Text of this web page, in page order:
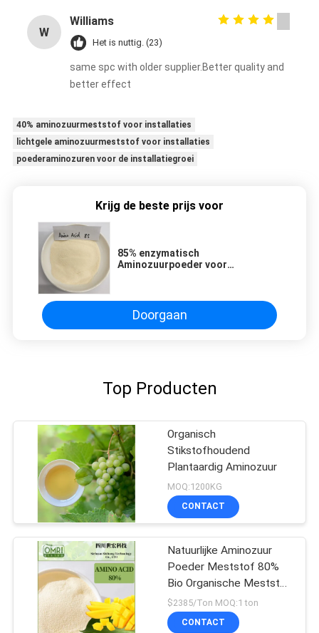
W
Williams
Het is nuttig. (23)
same spc with older supplier.Better quality and
better effect
40% aminozuurmeststof voor installaties
lichtgele aminozuurmeststof voor installaties
poederaminozuren voor de installatiegroei
Krijg de beste prijs voor
85% enzymatisch
Aminozuurpoeder voor
Doorgaan
Top Producten
Organisch
Stikstofhoudend
Plantaardig Aminozuur
MOQ:1200KG
CONTACT
Natuurlijke Aminozuur
Poeder Meststof 80%
Bio Organische Meststof
Van Planten
$2385/Ton MOQ:1 ton
CONTACT